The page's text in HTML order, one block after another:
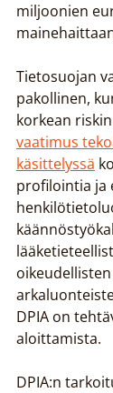
miljoonien
Tietosuojan
pakollinen,
korkean
vaatimus
käsittelyssä
profilointia ja
DPIA on
aloittamista.
DPIA:n